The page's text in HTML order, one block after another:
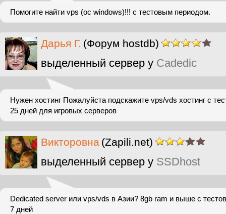
Помогите найти vps (oc windows)!!! c тестовым периодом.
Дарья Г. (Форум hostdb)
выделенный сервер у Cadedic
Нужен хостинг Пожалуйста подскажите vps/vds хостинг с
25 дней для игровых серверов
Викторовна (Zapili.net)
выделенный сервер у SSDhost
Dedicated server или vps/vds в Азии? 8gb ram и выше c
7 дней